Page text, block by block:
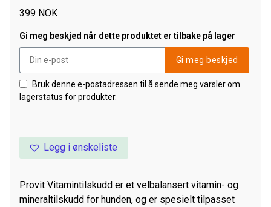
399 NOK
Gi meg beskjed når dette produktet er tilbake på lager
Gi meg beskjed
Bruk denne e-postadressen til å sende meg varsler om
lagerstatus for produkter.
Legg i ønskeliste
Provit Vitamintilskudd er et velbalansert vitamin- og
mineraltilskudd for hunden, og er spesielt tilpasset